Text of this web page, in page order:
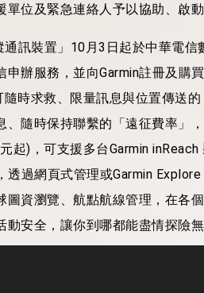
位及緊急連絡人予以協助、啟動
通訊裝置」10月3日起於中華電
申辦服務，並向Garmin註冊及購
時求救、限量訊息與位置傳送
、隨時保持聯繫的「遠征費率」
起)，可支援多台Garmin
透過網頁式管理或Garmin
資瀏覽、航點航線管理，在各
安全，讓你到哪都能盡情探險無